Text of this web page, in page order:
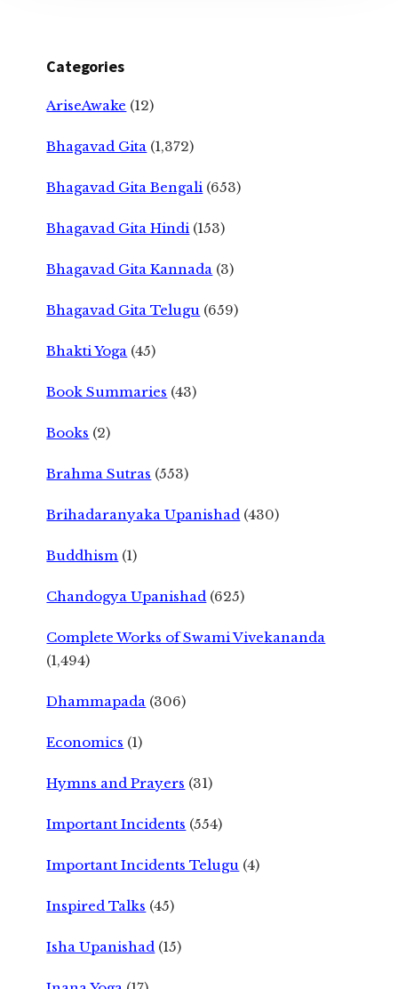
Categories
AriseAwake (12)
Bhagavad Gita (1,372)
Bhagavad Gita Bengali (653)
Bhagavad Gita Hindi (153)
Bhagavad Gita Kannada (3)
Bhagavad Gita Telugu (659)
Bhakti Yoga (45)
Book Summaries (43)
Books (2)
Brahma Sutras (553)
Brihadaranyaka Upanishad (430)
Buddhism (1)
Chandogya Upanishad (625)
Complete Works of Swami Vivekananda
(1,494)
Dhammapada (306)
Economics (1)
Hymns and Prayers (31)
Important Incidents (554)
Important Incidents Telugu (4)
Inspired Talks (45)
Isha Upanishad (15)